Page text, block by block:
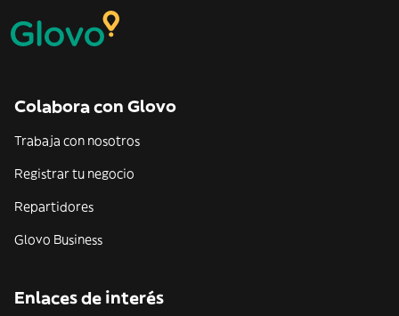
Colabora con Glovo
Trabaja con nosotros
Registrar tu negocio
Repartidores
Glovo Business
Enlaces de interés